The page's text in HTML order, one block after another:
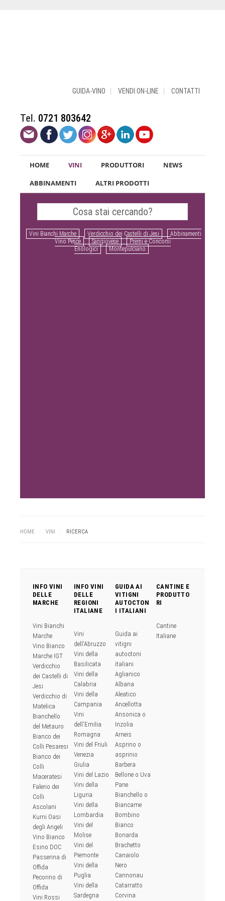
GUIDA-VINO VENDI ON-LINE CONTATTI
Tel. 0721 803642
HOME VINI PRODUTTORI
NEWS
ABBINAMENTI
ALTRI PRODOTTI
Vini Bianchi Marche Verdicchio dei Castelli di Jesi
Abbinamenti
Vino Pesce
Sangiovese
Premi e Concorsi
Enologici
Montepulciano
HOME VINI RICERCA
INFO VINI
DELLE
MARCHE
Vini Bianchi
Marche
Vino Bianco
Marche IGT
Verdicchio
dei Castelli di
Jesi
Verdicchio di
Matelica
Bianchello
del Metauro
Bianco dei
Colli Pesaresi
Bianco dei
Colli
Maceratesi
Falerio dei
Colli
Ascolani
Kurni Oasi
degli Angeli
Vino Bianco
Esino DOC
Passerina di
Offida
Pecorino di
Offida
Vini Rossi
INFO VINI
DELLE
REGIONI
ITALIANE
Vini
dell'Abruzzo
Vini della
Basilicata
Vini della
Calabria
Vini della
Campania
Vini
dell'Emilia
Romagna
Vini del Friuli
Venezia
Giulia
Vini del Lazio
Vini della
Liguria
Vini della
Lombardia
Vini del
Molise
Vini del
Piemonte
Vini della
Puglia
Vini della
Sardegna
GUIDA AI
VITIGNI
AUTOCTON
I ITALIANI
Guida ai
vitigni
autoctoni
italiani
Aglianico
Albana
Aleatico
Ancellotta
Ansonica o
Inzolia
Arneis
Asprino o
asprinio
Barbera
Bellone o Uva
Pane
Bianchello o
Biancame
Bombino
Bianco
Bonarda
Brachetto
Canaiolo
Nero
Cannonau
Catarratto
Corvina
CANTINE E
PRODUTTO
RI
Cantine
Italiane